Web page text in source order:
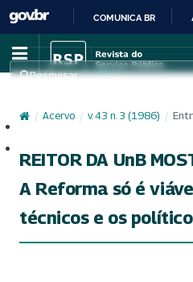
IR
COMUNICA BR
Pesquisar
/ Acervo / v. 43 n. 3 (1986) /
REITOR DA UnB
A Reforma só é
técnicos e os